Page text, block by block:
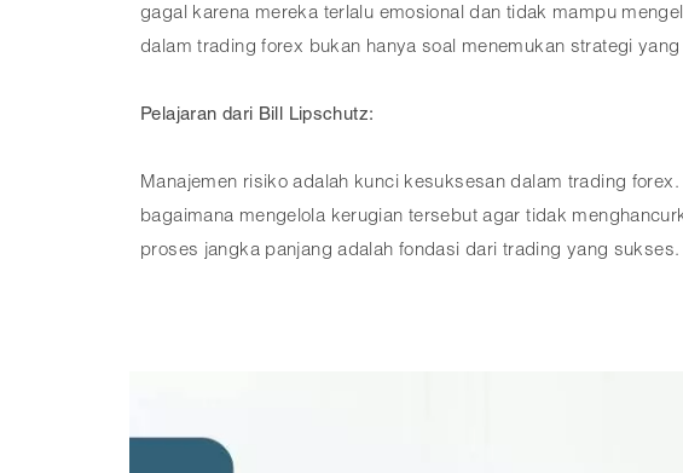
gagal karena mereka terlalu emosional dan tidak mampu
dalam trading forex bukan hanya soal menemukan strategi
Pelajaran dari Bill Lipschutz:
Manajemen risiko adalah kunci kesuksesan dalam trading
bagaimana mengelola kerugian tersebut agar tidak
proses jangka panjang adalah fondasi dari trading yang sukses.